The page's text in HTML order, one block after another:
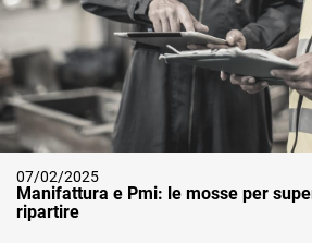
07/02/2025
Manifattura e Pmi: le mosse per
ripartire